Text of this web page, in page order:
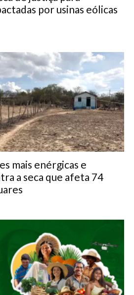
por usinas eólicas
mais enérgicas e
a seca que afeta 74